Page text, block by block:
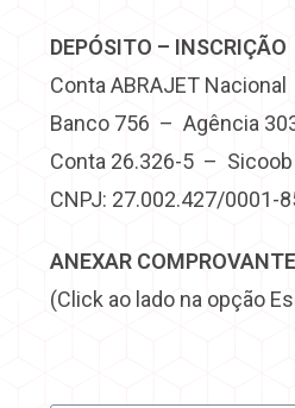
DEPÓSITO – INSCRIÇÃO
Conta ABRAJET Nacional
Banco 756 – Agência
Conta 26.326-5 – Sicoob
CNPJ: 27.002.427/0001-
ANEXAR
(Click ao lado na opção